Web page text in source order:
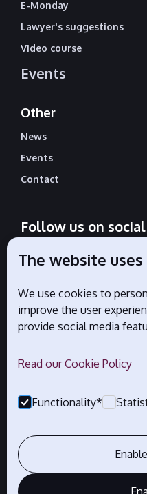
E-Monday
Lawyer's suggestions
Video course
Events
Other
News
Events
Contact
Follow us on
The website uses
We use cookies to
improve the user
provide social media
Read our Cookie Policy
Functionality*